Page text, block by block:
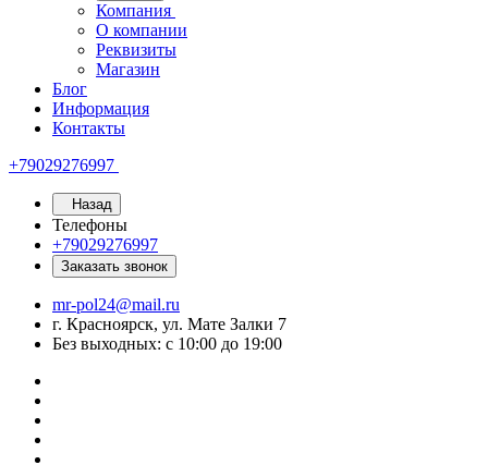
Компания
О компании
Реквизиты
Магазин
Блог
Информация
Контакты
+79029276997
Назад
Телефоны
+79029276997
Заказать звонок
mr-pol24@mail.ru
г. Красноярск, ул. Мате Залки 7
Без выходных: с 10:00 до 19:00